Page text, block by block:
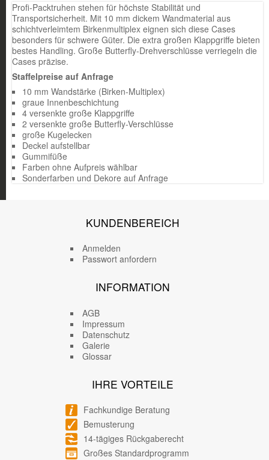
Profi-Packtruhen stehen für höchste Stabilität und
Transportsicherheit. Mit 10 mm dickem Wandmaterial aus
schichtverleimtem Birkenmultiplex eignen sich diese Cases
besonders für schwere Güter. Die extra großen Klappgriffe bieten
bestes Handling. Große Butterfly-Drehverschlüsse verriegeln die
Cases präzise.
Staffelpreise auf Anfrage
10 mm Wandstärke (Birken-Multiplex)
graue Innenbeschichtung
4 versenkte große Klappgriffe
2 versenkte große Butterfly-Verschlüsse
große Kugelecken
Deckel aufstellbar
Gummifüße
Farben ohne Aufpreis wählbar
Sonderfarben und Dekore auf Anfrage
KUNDENBEREICH
Anmelden
Passwort anfordern
INFORMATION
AGB
Impressum
Datenschutz
Galerie
Glossar
IHRE VORTEILE
Fachkundige Beratung
Bemusterung
14-tägiges Rückgaberecht
Großes Standardprogramm